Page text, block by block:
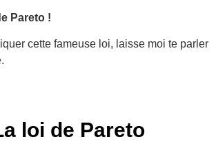
Pareto !
cette fameuse loi, laisse moi te parler
loi de Pareto